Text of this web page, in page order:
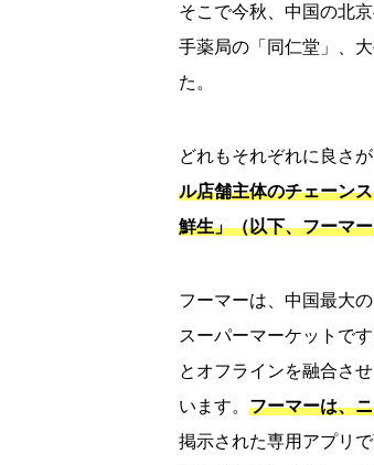
そこで今秋、中国の北
手薬局の「同仁堂」、
た。
どれもそれぞれに良さが
ル店舗主体のチェーン
鮮生」（以下、フーマ
フーマーは、中国最大
スーパーマーケットで
とオフラインを融合さ
います。 フーマーは、
掲示された専用アプリ